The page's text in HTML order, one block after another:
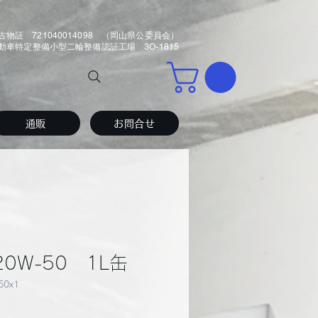
物証 721040014098 （岡山県公委員会）
車特定整備小型二輪整備認証工場 3O-1815
通販 お問合せ
50 1L缶